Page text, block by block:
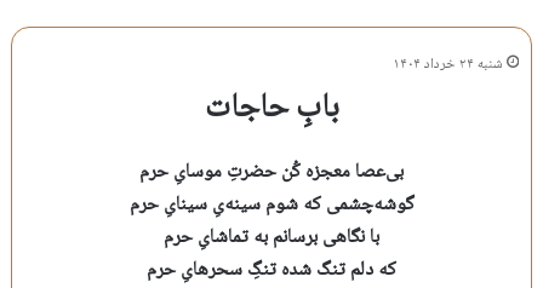
شنبه ۲۴ خرداد ۱۴۰۴
بابِ حاجات
بی‌عصا معجزه کُن حضرتِ موسایِ حرم
گوشه‌چشمی که شوم سینه‌یِ سینایِ حرم
با نگاهی برسانم به تماشایِ حرم
که دلم تنگ شده تنگِ سحرهایِ حرم